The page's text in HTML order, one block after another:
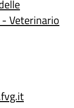
Veterinario